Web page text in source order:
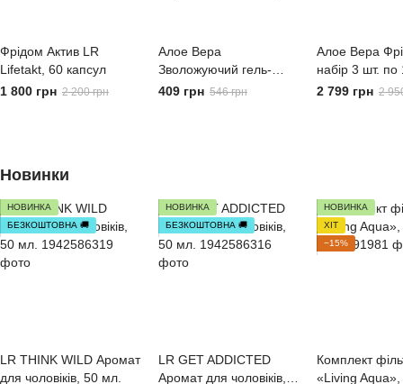
Фрідом Актив LR
Lifetakt, 60 капсул
1 800 грн 2 200 грн
Алое Вера
Зволожуючий гель-
концентрат Aloe Via
409 грн 546 грн
Алое Вера
набір 3 шт. по
здоров’я
2 799 грн 2
Новинки
НОВИНКА
БЕЗКОШТОВНА 🚚
LR THINK WILD Аромат
для чоловіків, 50 мл.
НОВИНКА
БЕЗКОШТОВНА 🚚
LR GET ADDICTED
Аромат для чоловіків,
НОВИНКА
ХІТ
−15%
Комплект
«Living Aqua»,